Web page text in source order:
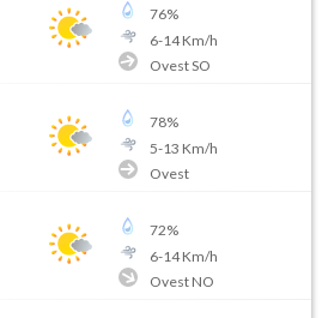
76%
6-14Km/h
Ovest SO
78%
5-13 Km/h
Ovest
72%
6-14Km/h
Ovest NO